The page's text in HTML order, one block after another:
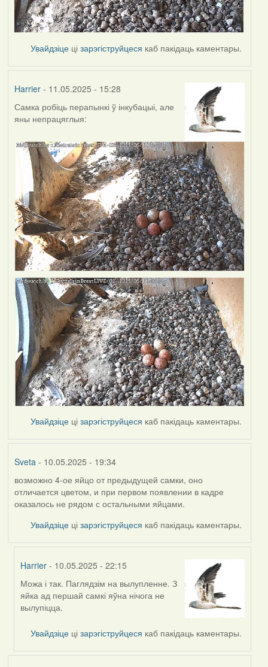
Увайдзіце цізарэгіструйцеся каб пакідаць каментары.
Harrier- 11.05.2025 - 15:28
Самка робіць перапынкі ў інкубацыі, але
яны непрацяглыя:
Увайдзіце цізарэгіструйцеся каб пакідаць каментары.
Sveta - 10.05.2025 - 19:34
возможно 4-ое яйцо от предыдущей самки, оно
отличается цветом, и при первом появлении в кадре
оказалось не рядом с остальными яйцами.
Увайдзіце цізарэгіструйцеся каб пакідаць каментары.
Harrier - 10.05.2025 - 22:15
In
reply
to
Sveta
Можа і так. Паглядзім на вылупленне. З
яйка ад першай самкі яўна нічога не
вылупіцца.
Увайдзіце цізарэгіструйцеся каб пакідаць каментары.